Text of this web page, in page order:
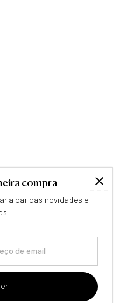
compra
a par das novidades e